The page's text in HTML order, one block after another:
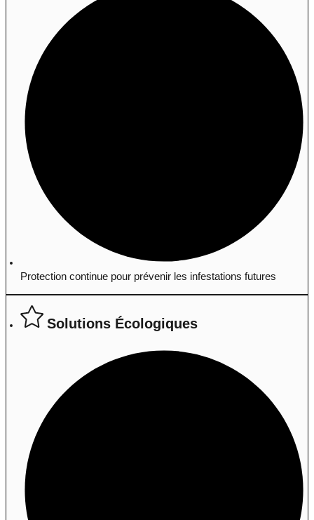
Protection continue pour prévenir les infestations futures
Solutions Écologiques